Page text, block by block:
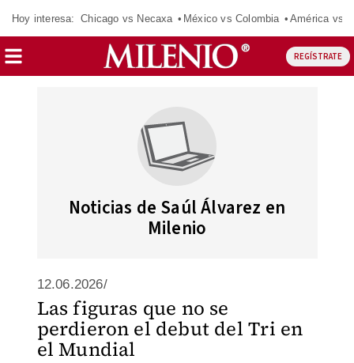
Hoy interesa: Chicago vs Necaxa México vs Colombia América vs
REGÍSTRATE
Noticias de Saúl Álvarez en
Milenio
12.06.2026/
Las figuras que no se
perdieron el debut del Tri en
el Mundial